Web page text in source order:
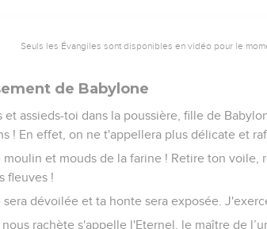
Seuls les Évangiles sont disponibles en vidéo pour le
de Babylone
et assieds-toi dans la poussière, fille de
! En effet, on ne t'appellera plus délicate et
moulin et mouds de la farine ! Retire ton
fleuves !
sera dévoilée et ta honte sera exposée.
rachète s'appelle l'Eternel, le maître de